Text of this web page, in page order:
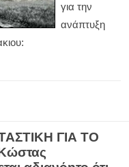
για την
ανάπτυξη
ΓΙΑ ΤΟ